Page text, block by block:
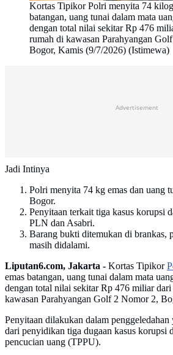
Kortas Tipikor Polri menyita 74
batangan, uang tunai dalam mata
dengan total nilai sekitar Rp 476
rumah di kawasan Parahyangan
Bogor, Kamis (9/7/2026) (Istimewa)
Advertisement
Jadi Intinya
Polri menyita 74 kg emas dan uang
Bogor.
Penyitaan terkait tiga kasus korupsi
PLN dan Asabri.
Barang bukti ditemukan di brankas,
masih didalami.
Liputan6.com, Jakarta - Kortas Tipikor
emas batangan, uang tunai dalam mata
dengan total nilai sekitar Rp 476 miliar dari
kawasan Parahyangan Golf 2 Nomor 2,
Penyitaan dilakukan dalam
dari penyidikan tiga dugaan kasus korupsi
pencucian uang (TPPU).